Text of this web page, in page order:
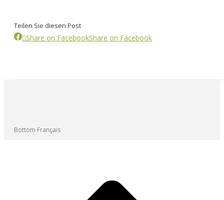
Teilen Sie diesen Post
Share on FacebookShare on Facebook
Bottom Français